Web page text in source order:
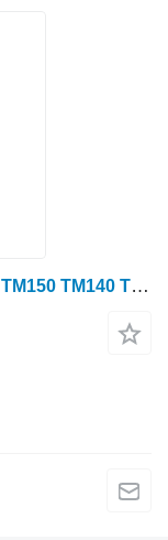
New Holland T7 T6050 TM165 TM155 TM150 TM140 TM145 TM180 Koło Zębate 5164729 pārnesumkārbas zobrats paredzēts New Holland T7 T6050 TM165 TM155 TM150 TM140 TM145 TM180 riteņtraktora